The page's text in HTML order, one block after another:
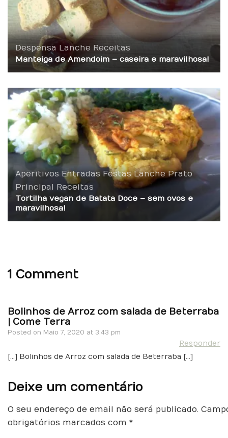
Despensa Lanche Receitas
Manteiga de Amendoim – caseira e maravilhosa!
Aperitivos Entradas Festas Lanche Prato
Principal Receitas
Tortilha vegan de Batata Doce – sem ovos e
maravilhosa!
1 Comment
Bolinhos de Arroz com salada de Beterraba
| Come Terra
Posted on Maio 7, 2020 at 3:43 pm
Responder
[…] Bolinhos de Arroz com salada de Beterraba […]
Deixe um comentário
O seu endereço de email não será publicado.
obrigatórios marcados com *